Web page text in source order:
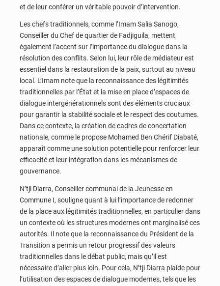
et de leur conférer un véritable pouvoir d’intervention.
Les chefs traditionnels, comme l’Imam Salia Sanogo,
Conseiller du Chef de quartier de Fadjiguila, mettent
également l’accent sur l’importance du dialogue dans la
résolution des conflits. Selon lui, leur rôle de médiateur est
essentiel dans la restauration de la paix, surtout au niveau
local. L’Imam note que la reconnaissance des légitimités
traditionnelles par l’État et la mise en place d’espaces de
dialogue intergénérationnels sont des éléments cruciaux
pour garantir la stabilité sociale et le respect des coutumes.
Dans ce contexte, la création de cadres de concertation
nationale, comme le propose Mohamed Ben Chérif Diabaté,
apparaît comme une solution potentielle pour renforcer leur
efficacité et leur intégration dans les mécanismes de
gouvernance.
N’tji Diarra, Conseiller communal de la Jeunesse en
Commune I, souligne quant à lui l’importance de redonner
de la place aux légitimités traditionnelles, en particulier dans
un contexte où les structures modernes ont marginalisé ces
autorités. Il note que la reconnaissance du Président de la
Transition a permis un retour progressif des valeurs
traditionnelles dans le débat public, mais qu’il est
nécessaire d’aller plus loin. Pour cela, N’tji Diarra plaide pour
l’utilisation des espaces de dialogue modernes, tels que les